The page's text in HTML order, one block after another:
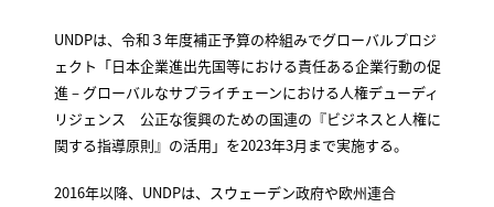
UNDPは、令和３年度補正予算の枠組みでグローバルプロジ
ェクト「日本企業進出先国等における責任ある企業行動の促
進 – グローバルなサプライチェーンにおける人権デューディ
リジェンス 公正な復興のための国連の『ビジネスと人権に
関する指導原則』の活用」を2023年3月まで実施する。
2016年以降、UNDPは、スウェーデン政府や欧州連合